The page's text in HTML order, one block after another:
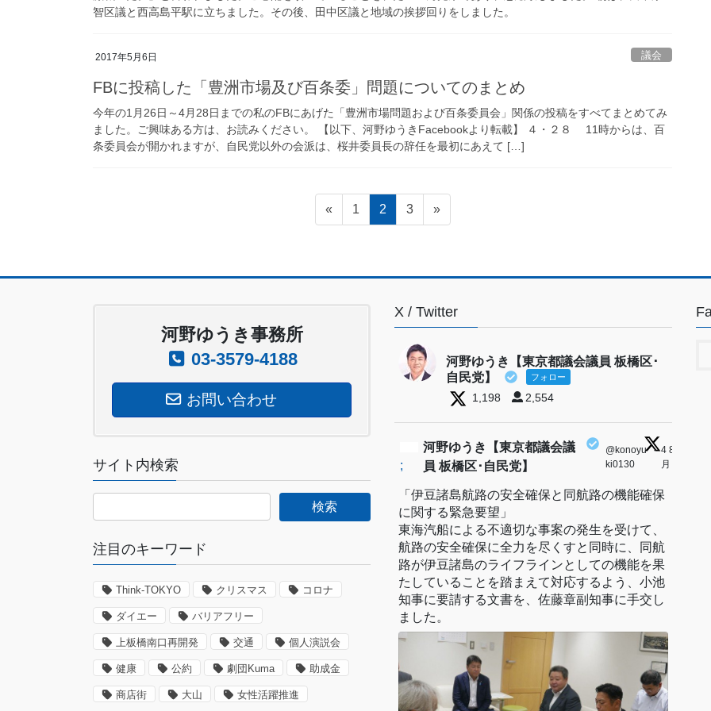
智区議と西高島平駅に立ちました。その後、田中区議と地域の挨拶回りをしました。
2017年5月6日 議会
FBに投稿した「豊洲市場及び百条委」問題についてのまとめ
今年の1月26日～4月28日までの私のFBにあげた「豊洲市場問題および百条委員会」関係の投稿をすべてまとめてみ
ました。ご興味ある方は、お読みください。 【以下、河野ゆうきFacebookより転載】 ４・２８ 11時からは、百
条委員会が開かれますが、自民党以外の会派は、桜井委員長の辞任を最初にあえて […]
ペ
り
«
固
定
1
固
定
2
固
定
3 »
河野ゆうき事務所
03-3579-4188
お問い合わせ
サイト内検索
注目のキーワード
Think-TOKYO クリスマス コロナ
ダイエー バリアフリー
上板橋南口再開発 交通 個人演説会
健康 公約 劇団Kuma 助成金
商店街 大山 女性活躍推進
X / Twitter
河野ゆうき【東京都議会議員 板橋区･
自民党】
フォロー
1,198 2,554
;
河野ゆうき【東京都議会議
員 板橋区･自民党】
@konoyu
ki0130
· 4 8
月
「伊豆諸島航路の安全確保と同航路の機能確保
に関する緊急要望」
東海汽船による不適切な事案の発生を受けて、
航路の安全確保に全力を尽くすと同時に、同航
路が伊豆諸島のライフラインとしての機能を果
たしていることを踏まえて対応するよう、小池
知事に要請する文書を、佐藤章副知事に手交し
ました。